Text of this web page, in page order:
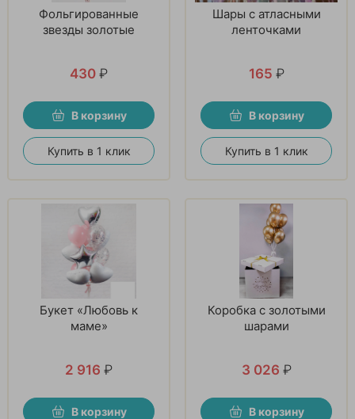
Фольгированные
звезды золотые
430 ₽
В корзину
Купить в 1 клик
Шары с атласными
ленточками
165 ₽
В корзину
Купить в 1 клик
Букет «Любовь к
маме»
2 916 ₽
В корзину
Коробка с золотыми
шарами
3 026 ₽
В корзину